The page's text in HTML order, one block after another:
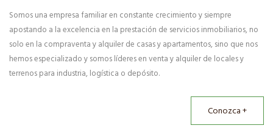
Somos una empresa familiar en constante crecimiento y siempre
apostando a la excelencia en la prestación de servicios inmobiliarios, no
solo en la compraventa y alquiler de casas y apartamentos, sino que nos
hemos especializado y somos líderes en venta y alquiler de locales y
terrenos para industria, logística o depósito.
Conozca +